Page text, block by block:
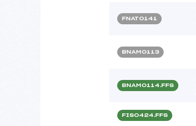
FNAT0141
BNAM0113
BNAM0114.FFS
FIS0424.FFS